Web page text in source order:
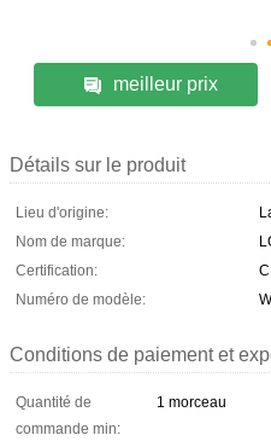
meilleur prix
Détails sur le produit
Lieu d'origine:
Nom de marque:
Certification:
Numéro de modèle:
Conditions de paiement et
Quantité de
commande min:
1 morceau